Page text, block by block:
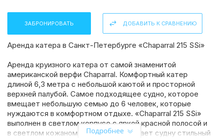
ЗАБРОНИРОВАТЬ ДОБАВИТЬ К СРАВНЕНИЮ
Аренда катера в Санкт-Петербурге «Chaparral 215 SSi»
Аренда круизного катера от самой знаменитой
американской верфи Chaparral. Комфортный катер
длиной 6,3 метра с небольшой каютой и просторной
верхней палубой. Самое подходящее судно, которое
вмещает небольшую семью до 6 человек, которые
нуждаются в комфортном отдыхе. «Chaparral 215 SSi»
выполнен в светлом корпусе с яркой красной полосой и
в светлом кожаном салоне, что придает судну стильный